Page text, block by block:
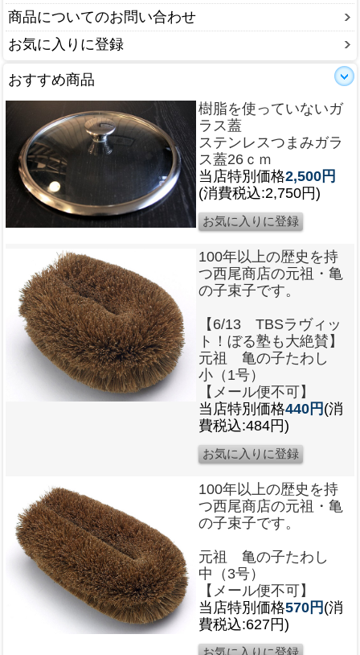
商品についてのお問い合わせ
お気に入りに登録
おすすめ商品
樹脂を使っていないガ
ラス蓋
ステンレスつまみガラ
ス蓋26ｃｍ
当店特別価格2,500円
(消費税込:2,750円)
100年以上の歴史を持
つ西尾商店の元祖・亀
の子束子です。
【6/13 TBSラヴィッ
ト！ぼる塾も大絶賛】
元祖 亀の子たわし
小（1号）
【メール便不可】
当店特別価格440円 (消
費税込:484円)
100年以上の歴史を持
つ西尾商店の元祖・亀
の子束子です。
元祖 亀の子たわし
中（3号）
【メール便不可】
当店特別価格570円 (消
費税込:627円)